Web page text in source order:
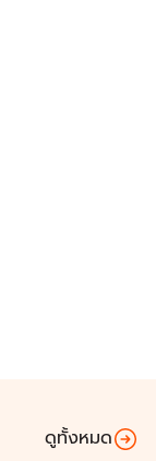
ดูทั้งหมด